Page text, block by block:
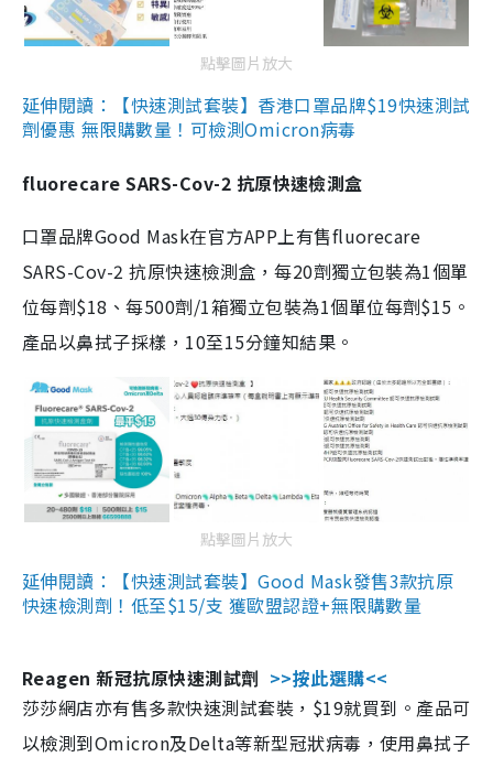
點擊圖片放大
延伸閱讀：【快速測試套裝】香港口罩品牌$19快速測試
劑優惠 無限購數量！可檢測Omicron病毒
fluorecare SARS-Cov-2 抗原快速檢測盒
口罩品牌Good Mask在官方APP上有售fluorecare
SARS-Cov-2 抗原快速檢測盒，每20劑獨立包裝為1個單
位每劑$18、每500劑/1箱獨立包裝為1個單位每劑$15。
產品以鼻拭子採樣，10至15分鐘知結果。
點擊圖片放大
延伸閱讀：【快速測試套裝】Good Mask發售3款抗原
快速檢測劑！低至$15/支 獲歐盟認證+無限購數量
Reagen 新冠抗原快速測試劑 >>按此選購<<
莎莎網店亦有售多款快速測試套裝，$19就買到。產品可
以檢測到Omicron及Delta等新型冠狀病毒，使用鼻拭子